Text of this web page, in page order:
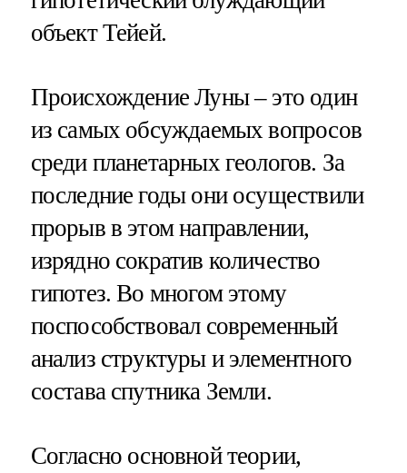
объект Тейей.
Происхождение Луны – это один
из самых обсуждаемых вопросов
среди планетарных геологов. За
последние годы они осуществили
прорыв в этом направлении,
изрядно сократив количество
гипотез. Во многом этому
поспособствовал современный
анализ структуры и элементного
состава спутника Земли.
Согласно основной теории,